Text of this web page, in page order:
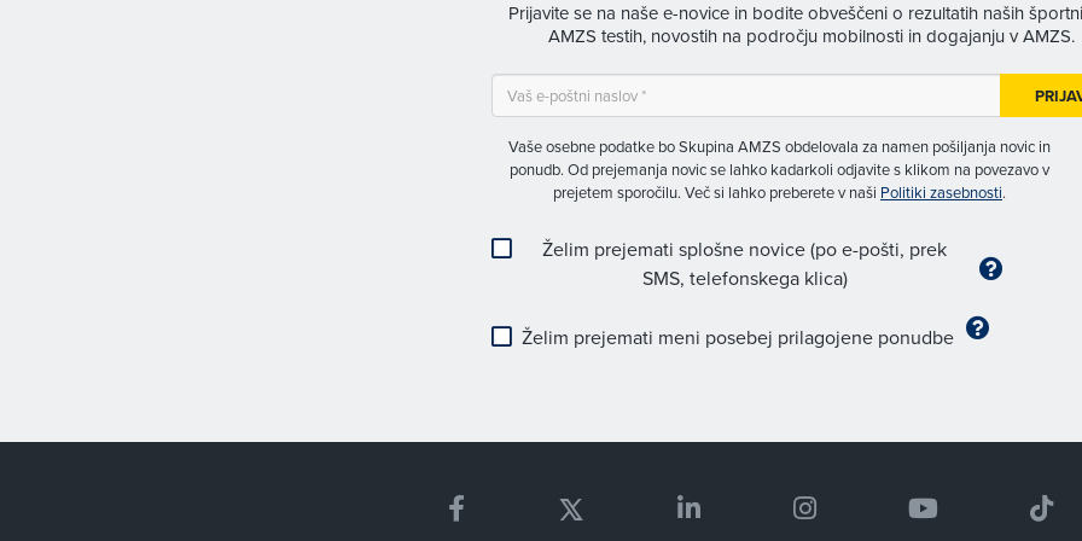
Prijavite se na naše e-novice in bodite obveščeni o rezultatih naših
AMZS testih, novostih na področju mobilnosti in dogajanju v AMZS.
Vaše osebne podatke bo Skupina AMZS obdelovala za namen pošiljanja novic in
ponudb. Od prejemanja novic se lahko kadarkoli odjavite s klikom na povezavo v
prejetem sporočilu. Več si lahko preberete v naši Politiki zasebnosti.
Želim prejemati splošne novice (po e-pošti, prek
SMS, telefonskega klica)
Želim prejemati meni posebej prilagojene ponudbe